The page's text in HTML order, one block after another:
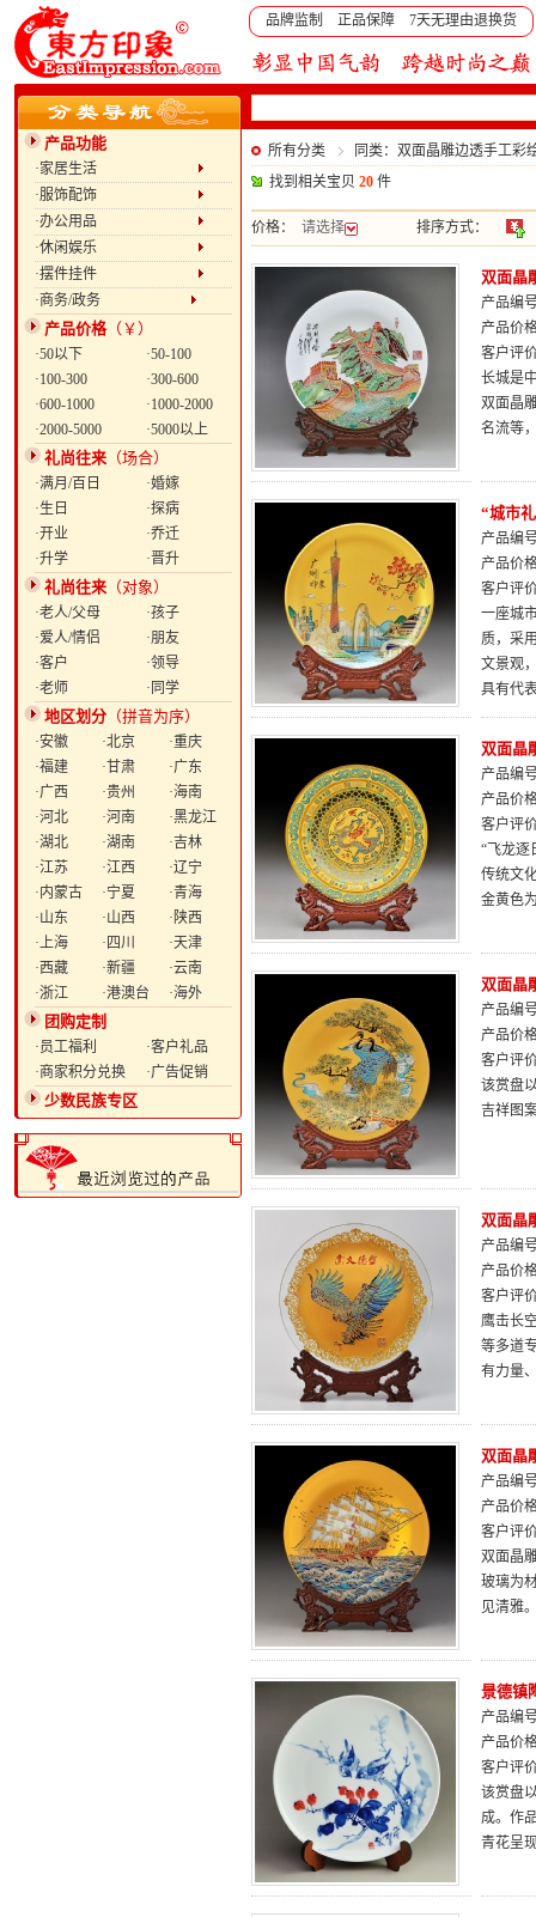
品牌监制 正品保障 7天无理由退换货
产品功能
·家居生活
·服饰配饰
·办公用品
·休闲娱乐
·摆件挂件
·商务/政务
产品价格（￥）
·50以下
·50-100
·100-300
·300-600
·600-1000
·1000-2000
·2000-5000
·5000以上
礼尚往来 （场合）
·满月/百日
·婚嫁
·生日
·探病
·开业
·乔迁
·升学
·晋升
礼尚往来 （对象）
·老人/父母
·孩子
·爱人/情侣
·朋友
·客户
·领导
·老师
·同学
地区划分 （拼音为序）
·安徽 ·北京
·重庆
·福建
·甘肃
·广东
·广西
·贵州
·海南
·河北
·河南
·黑龙江
·湖北
·湖南
·吉林
·江苏
·江西
·辽宁
·内蒙古
·宁夏
·青海
·山东
·山西
·陕西
·上海
·四川
·天津
·西藏
·新疆
·云南
·浙江
·港澳台 ·海外
团购定制
·员工福利
·客户礼品
·商家积分兑换
·广告促销
少数民族专区
所有分类
同类：双面晶雕边透手工彩
找到相关宝贝 20 件
价格： 请选择 排序方式：
双面晶
产品编
产品价
客户评
长城是
双面晶
名流等
“城市
产品编
产品价
客户评
一座城
质，采
文景观
具有代
双面晶
产品编
产品价
客户评
“飞龙逐
传统文
金黄色
双面晶
产品编
产品价
客户评
该赏盘
吉祥图
双面晶
产品编
产品价
客户评
鹰击长
等多道
有力量
双面晶
产品编
产品价
客户评
双面晶
玻璃为
见清雅
景德镇
产品编
产品价
客户评
该赏盘
成。作
青花呈